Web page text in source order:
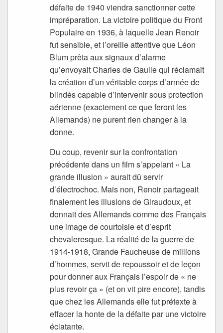
défaite de 1940 viendra sanctionner cette
impréparation. La victoire politique du Front
Populaire en 1936, à laquelle Jean Renoir
fut sensible, et l’oreille attentive que Léon
Blum prêta aux signaux d’alarme
qu’envoyait Charles de Gaulle qui réclamait
la création d’un véritable corps d’armée de
blindés capable d’intervenir sous protection
aérienne (exactement ce que feront les
Allemands) ne purent rien changer à la
donne.
Du coup, revenir sur la confrontation
précédente dans un film s’appelant « La
grande illusion » aurait dû servir
d’électrochoc. Mais non, Renoir partageait
finalement les illusions de Giraudoux, et
donnait des Allemands comme des Français
une image de courtoisie et d’esprit
chevaleresque. La réalité de la guerre de
1914-1918, Grande Faucheuse de millions
d’hommes, servit de repoussoir et de leçon
pour donner aux Français l’espoir de « ne
plus revoir ça » (et on vit pire encore), tandis
que chez les Allemands elle fut prétexte à
effacer la honte de la défaite par une victoire
éclatante.